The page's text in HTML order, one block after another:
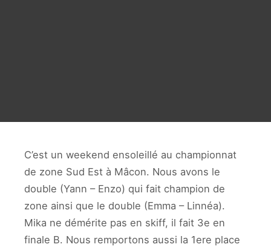
C’est un weekend ensoleillé au championnat
de zone Sud Est à Mâcon. Nous avons le
double (Yann – Enzo) qui fait champion de
zone ainsi que le double (Emma – Linnéa).
Mika ne démérite pas en skiff, il fait 3e en
finale B. Nous remportons aussi la 1ere place